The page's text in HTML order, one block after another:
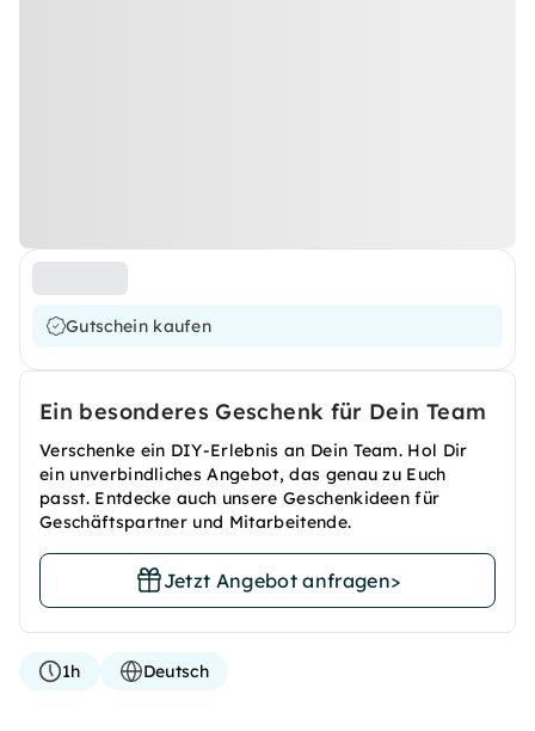
Gutschein kaufen
Ein besonderes Geschenk für Dein Team
Verschenke ein DIY-Erlebnis an Dein Team. Hol Dir
ein unverbindliches Angebot, das genau zu Euch
passt. Entdecke auch unsere Geschenkideen für
Geschäftspartner und Mitarbeitende.
Jetzt Angebot anfragen>
1h Deutsch